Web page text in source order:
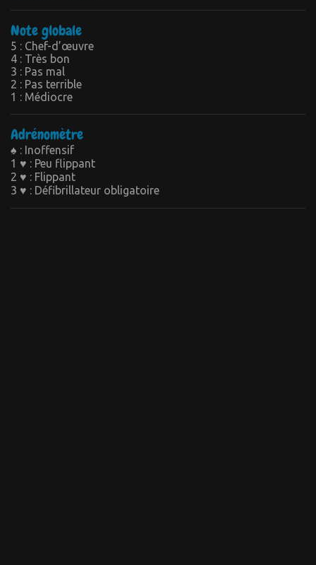
Note globale
5 : Chef-d’œuvre
4 : Très bon
3 : Pas mal
2 : Pas terrible
1 : Médiocre
Adrénomètre
♠ : Inoffensif
1 ♥ : Peu flippant
2 ♥ : Flippant
3 ♥ : Défibrillateur obligatoire